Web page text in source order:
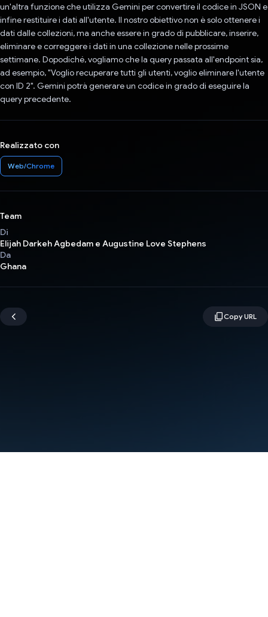
un'altra funzione che utilizza Gemini per convertire il codice in JSON e
infine restituire i dati all'utente. Il nostro obiettivo non è solo ottenere i
dati dalle collezioni, ma anche essere in grado di pubblicare, inserire,
eliminare e correggere i dati in una collezione nelle prossime
settimane. Dopodiché, vogliamo che la query passata all'endpoint sia,
ad esempio, "Voglio recuperare tutti gli utenti, voglio eliminare l'utente
con ID 2". Gemini potrà generare un codice in grado di eseguire la
query precedente.
Realizzato con
Web/Chrome
Team
Di
Elijah Darkeh Agbedam e Augustine Love Stephens
Da
Ghana